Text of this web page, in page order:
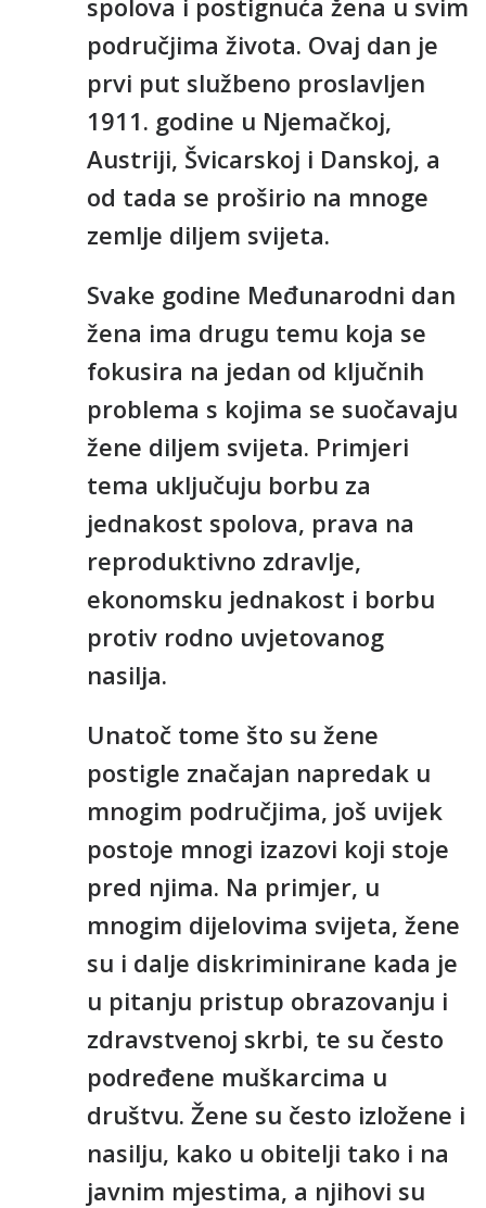
područjima života. Ovaj dan je
prvi put službeno proslavljen
1911. godine u Njemačkoj,
Austriji, Švicarskoj i Danskoj, a
od tada se proširio na mnoge
zemlje diljem svijeta.
Svake godine Međunarodni dan
žena ima drugu temu koja se
fokusira na jedan od ključnih
problema s kojima se suočavaju
žene diljem svijeta. Primjeri
tema uključuju borbu za
jednakost spolova, prava na
reproduktivno zdravlje,
ekonomsku jednakost i borbu
protiv rodno uvjetovanog
nasilja.
Unatoč tome što su žene
postigle značajan napredak u
mnogim područjima, još uvijek
postoje mnogi izazovi koji stoje
pred njima. Na primjer, u
mnogim dijelovima svijeta, žene
su i dalje diskriminirane kada je
u pitanju pristup obrazovanju i
zdravstvenoj skrbi, te su često
podređene muškarcima u
društvu. Žene su često izložene i
nasilju, kako u obitelji tako i na
javnim mjestima, a njihovi su